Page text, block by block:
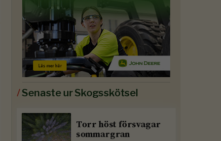
/Senaste ur Skogsskötsel
Torr höst försvagar
sommargran